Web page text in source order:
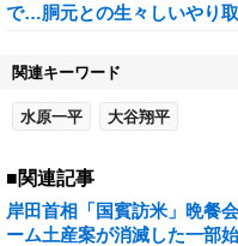
で…胴元との生々しいやり
関連キーワード
水原一平 大谷翔平
■関連記事
岸田首相「国賓訪米」晩餐
ーム土産案が消滅した一部